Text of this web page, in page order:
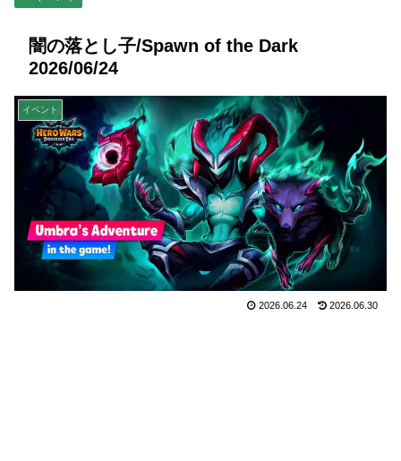
闇の落とし子/Spawn of the Dark
2026/06/24
イベント
2026.06.24 2026.06.30